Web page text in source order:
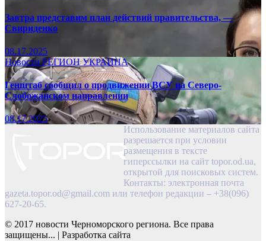
Завтра представим план действий правительства, —
Свириденко
08.17.2025
НовостиРЕГИОНУКРАИНА
Генштаб сообщил о продвижении ВСУ на Северо-
Слобожанском направлении
08.17.2025
Использование материалов сайта
разрешается при условии
размещения в тексте
гиперссылки на сайт topor.od.ua,
открытой для поисковых систем.
Контакты: электронная почта
gazeta.topor.od@gmail.com или телефон редакции – +38(096)
627-20-65.
© 2017 новости Черноморского региона. Все права
защищены...
Разработка сайта